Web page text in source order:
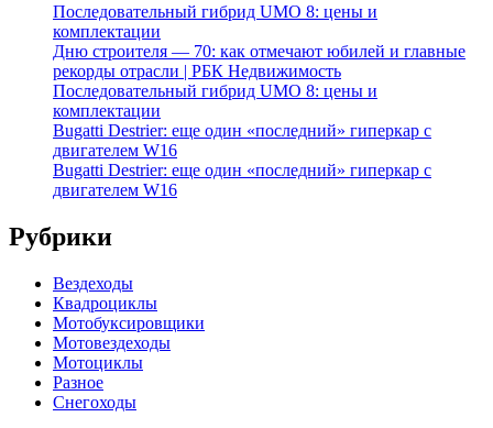
Последовательный гибрид UMO 8: цены и
комплектации
Дню строителя — 70: как отмечают юбилей и главные
рекорды отрасли | РБК Недвижимость
Последовательный гибрид UMO 8: цены и
комплектации
Bugatti Destrier: еще один «последний» гиперкар с
двигателем W16
Bugatti Destrier: еще один «последний» гиперкар с
двигателем W16
Рубрики
Вездеходы
Квадроциклы
Мотобуксировщики
Мотовездеходы
Мотоциклы
Разное
Снегоходы